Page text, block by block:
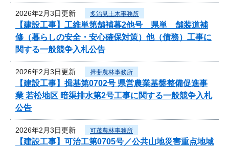
2026年2月3日更新 多治見土木事務所
【建設工事】工維単第舗補暮2他号 県単 舗装道補
修（暮らしの安全・安心確保対策）他（債務）工事に
関する一般競争入札公告
2026年2月3日更新 揖斐農林事務所
【建設工事】揖基第0702号 県営農業基盤整備促進事
業 若松地区 暗渠排水第2号工事に関する一般競争入札
公告
2026年2月3日更新 可茂農林事務所
【建設工事】可治工第0705号／公共山地災害重点地域